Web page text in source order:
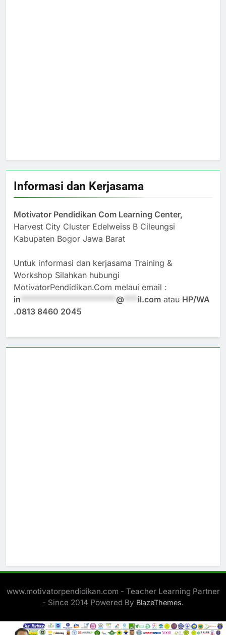
Informasi dan Kerjasama
Motivator Pendidikan Com Learning Center,
Harvest City Cluster Edelweiss B Cileungsi
Kabupaten Bogor Jawa Barat
Untuk informasi dan kerjasama Training &
Workshop Silahkan hubungi
MotivatorPendidikan.Com melaui email :
in
@ il.com atau HP/WA
.0813 8460 2045
www.motivatorpendidikan.com - Teacher Learning Partner
- Since 2014 Powered By BlazeThemes.